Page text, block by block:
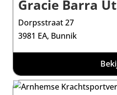
Gracie Barra
Dorpsstraat 27
3981 EA, Bunnik